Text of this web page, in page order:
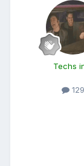
Techs
129